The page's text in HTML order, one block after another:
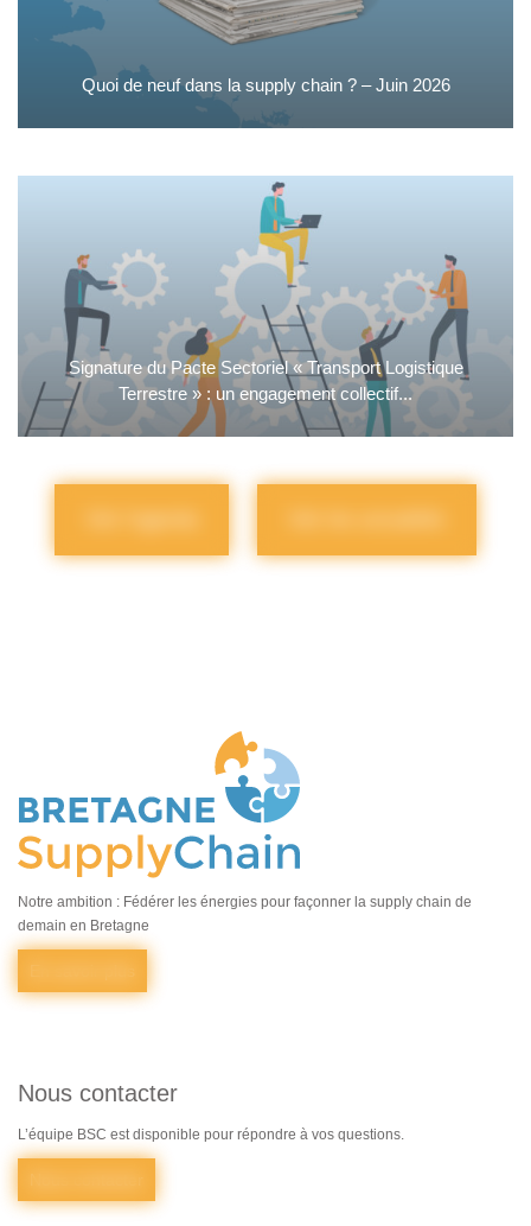
Quoi de neuf dans la supply chain ? – Juin 2026
Signature du Pacte Sectoriel « Transport Logistique
Terrestre » : un engagement collectif...
Notre ambition : Fédérer les énergies pour façonner la supply chain de
demain en Bretagne
Nous contacter
L’équipe BSC est disponible pour répondre à vos questions.